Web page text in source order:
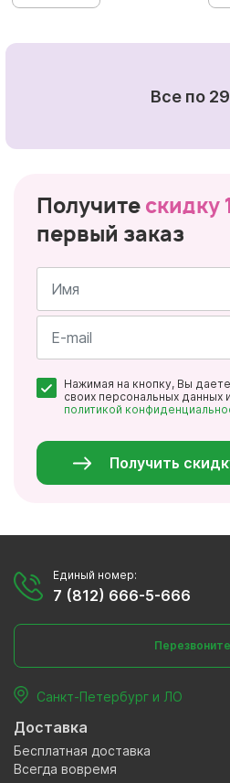
Все по
Получите скидку
первый заказ
Имя
*
Нажимая на кнопку, Вы
своих персональных данных
политикой
Получить
Единый номер:
7 (812) 666-5-666
Санкт-Петербург и ЛО
Доставка
Бесплатная доставка
Всегда вовремя